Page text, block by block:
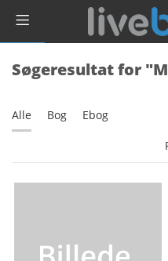
Søgeresultat for
Alle Bog Ebog